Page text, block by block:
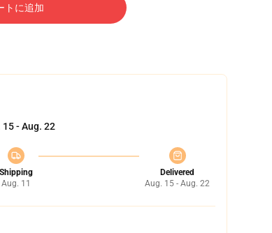
トに追加
15 - Aug. 22
Shipping
Aug. 11
Delivered
Aug. 15 - Aug. 22